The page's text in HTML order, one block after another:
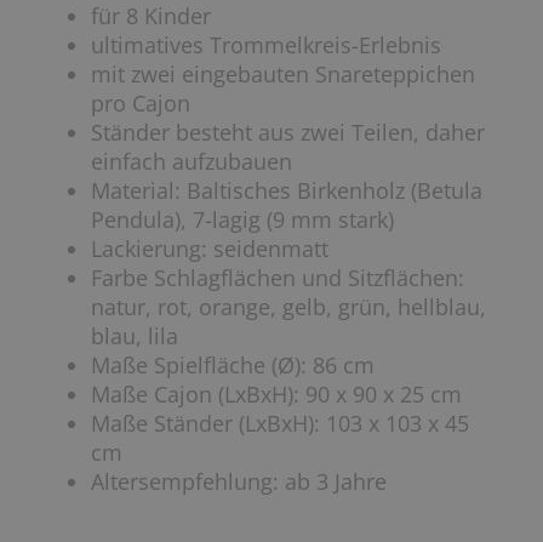
für 8 Kinder
ultimatives Trommelkreis-Erlebnis
mit zwei eingebauten Snareteppichen
pro Cajon
Ständer besteht aus zwei Teilen, daher
einfach aufzubauen
Material: Baltisches Birkenholz (Betula
Pendula), 7-lagig (9 mm stark)
Lackierung: seidenmatt
Farbe Schlagflächen und Sitzflächen:
natur, rot, orange, gelb, grün, hellblau,
blau, lila
Maße Spielfläche (Ø): 86 cm
Maße Cajon (LxBxH): 90 x 90 x 25 cm
Maße Ständer (LxBxH): 103 x 103 x 45
cm
Altersempfehlung: ab 3 Jahre